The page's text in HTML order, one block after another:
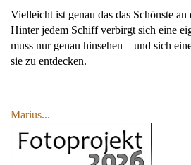
Vielleicht ist genau das das Schönste
Hinter jedem Schiff verbirgt sich eine
muss nur genau hinsehen – und sich
sie zu entdecken.
Marius...